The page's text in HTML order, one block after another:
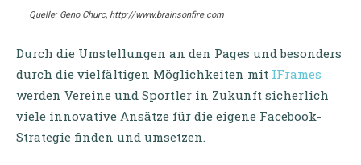
Quelle: Geno Churc, http://www.brainsonfire.com
Durch die Umstellungen an den Pages und besonders
durch die vielfältigen Möglichkeiten mit IFrames
werden Vereine und Sportler in Zukunft sicherlich
viele innovative Ansätze für die eigene Facebook-
Strategie finden und umsetzen.